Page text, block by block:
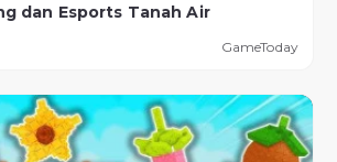
dan Esports Tanah Air
GameToday